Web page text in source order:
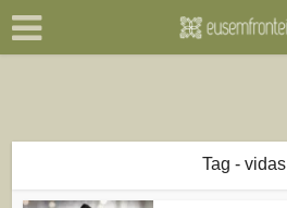
Tag - vidas